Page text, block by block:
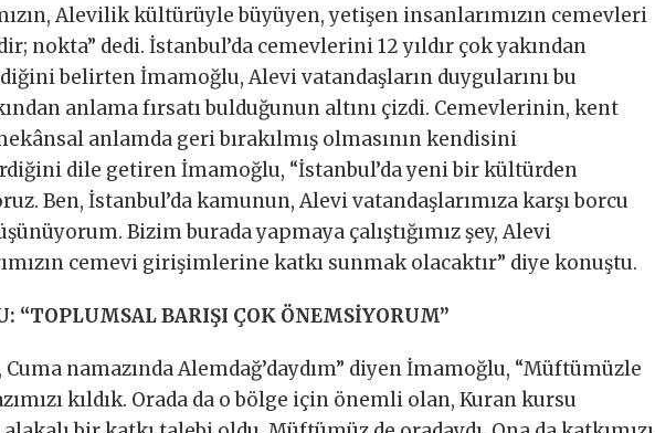
Alevilik kültürüyle büyüyen, yetişen insanlarımızın cemevleri
nokta” dedi. İstanbul’da cemevlerini 12 yıldır çok yakından
belirten İmamoğlu, Alevi vatandaşların duygularını bu
anlama fırsatı bulduğunun altını çizdi. Cemevlerinin, kent
anlamda geri bırakılmış olmasının kendisini
dile getiren İmamoğlu, “İstanbul’da yeni bir kültürden
Ben, İstanbul’da kamunun, Alevi vatandaşlarımıza karşı borcu
Bizim burada yapmaya çalıştığımız şey, Alevi
cemevi girişimlerine katkı sunmak olacaktır” diye konuştu.
“TOPLUMSAL BARIŞI ÇOK ÖNEMSİYORUM”
Cuma namazında Alemdağ’daydım” diyen İmamoğlu, “Müftümüzle
kıldık. Orada da o bölge için önemli olan, Kuran kursu